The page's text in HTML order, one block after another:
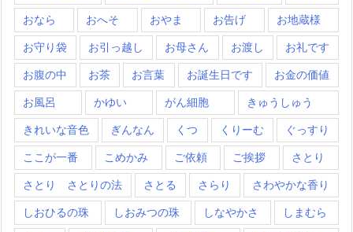
おなら おへそ おやま お告げ お地蔵様
お守り袋 お引っ越し お母さん お渡し お礼です
お腹の中 お茶 お言葉 お誕生日です お金の価値
お風呂 かゆい がん細胞 きゅうしゅう
きれいな音色 ぎんなん くつ くりーむ ぐっすり
ここが一番 こめかみ ご依頼 ご挨拶 さとり
さとり さとりの法 さとる さらり さわやかな香り
しおひるの珠 しおみつの珠 しなやかさ しまむら